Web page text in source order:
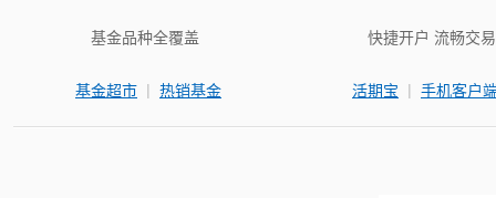
基金品种全覆盖
基金超市 | 热销基金
快捷开户 流畅交易
活期宝 | 手机客户